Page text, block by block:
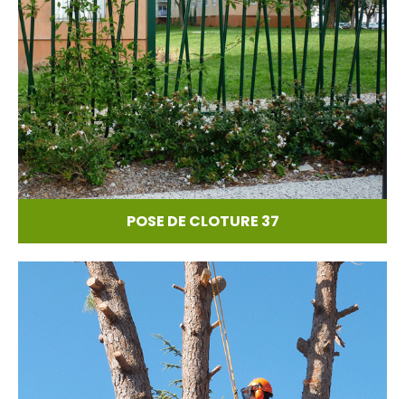
POSE DE CLOTURE 37